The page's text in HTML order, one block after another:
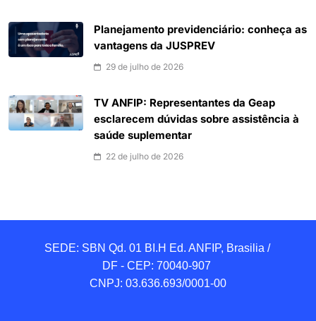
Planejamento previdenciário: conheça as
vantagens da JUSPREV
29 de julho de 2026
TV ANFIP: Representantes da Geap
esclarecem dúvidas sobre assistência à
saúde suplementar
22 de julho de 2026
SEDE: SBN Qd. 01 BI.H Ed. ANFIP, Brasilia /
DF - CEP: 70040-907
CNPJ: 03.636.693/0001-00